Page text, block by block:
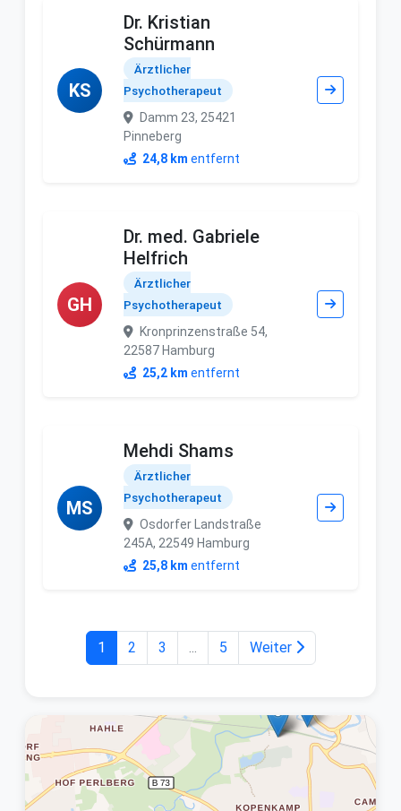
KS
Dr. Kristian
Schürmann
Ärztlicher
Psychotherapeut
Damm 23, 25421
Pinneberg
24,8 km entfernt
GH
Dr. med. Gabriele
Helfrich
Ärztlicher
Psychotherapeut
Kronprinzenstraße 54,
22587 Hamburg
25,2 km entfernt
MS
Mehdi Shams
Ärztlicher
Psychotherapeut
Osdorfer Landstraße
245A, 22549 Hamburg
25,8 km entfernt
1 2 3 ... 5 Weiter